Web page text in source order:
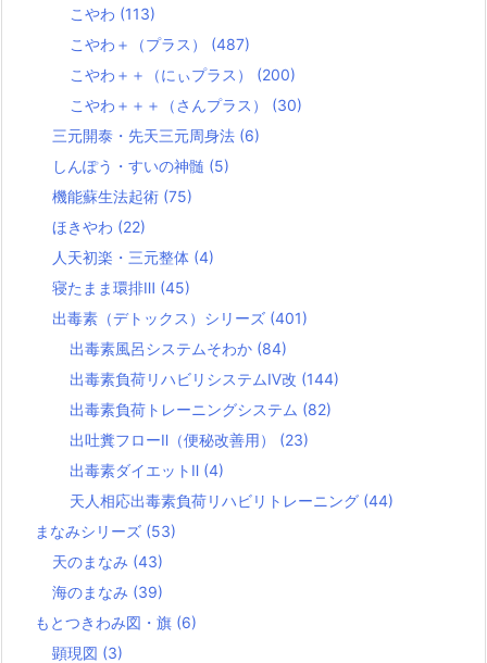
こやわ (113)
こやわ＋（プラス） (487)
こやわ＋＋（にぃプラス） (200)
こやわ＋＋＋（さんプラス） (30)
三元開泰・先天三元周身法 (6)
しんぽう・すいの神髄 (5)
機能蘇生法起術 (75)
ほきやわ (22)
人天初楽・三元整体 (4)
寝たまま環排Ⅲ (45)
出毒素（デトックス）シリーズ (401)
出毒素風呂システムそわか (84)
出毒素負荷リハビリシステムⅣ改 (144)
出毒素負荷トレーニングシステム (82)
出吐糞フローⅡ（便秘改善用） (23)
出毒素ダイエットⅡ (4)
天人相応出毒素負荷リハビリトレーニング (44)
まなみシリーズ (53)
天のまなみ (43)
海のまなみ (39)
もとつきわみ図・旗 (6)
顕現図 (3)